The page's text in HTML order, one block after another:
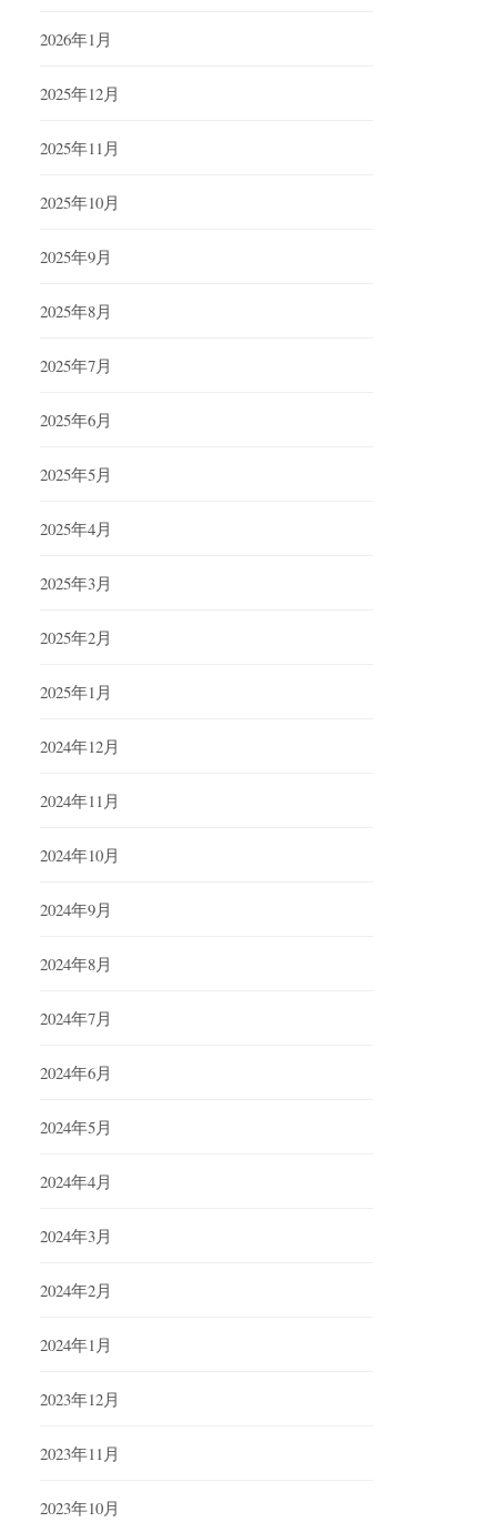
2026年1月
2025年12月
2025年11月
2025年10月
2025年9月
2025年8月
2025年7月
2025年6月
2025年5月
2025年4月
2025年3月
2025年2月
2025年1月
2024年12月
2024年11月
2024年10月
2024年9月
2024年8月
2024年7月
2024年6月
2024年5月
2024年4月
2024年3月
2024年2月
2024年1月
2023年12月
2023年11月
2023年10月